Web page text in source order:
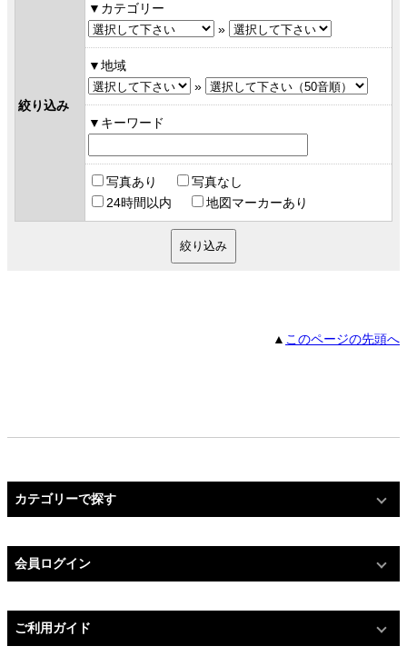
絞り込み
カテゴリー
»
地域
»
キーワード
写真あり
写真なし
24時間以内
地図マーカーあり
▲ このページの先頭へ
カテゴリーで探す
会員ログイン
ご利用ガイド